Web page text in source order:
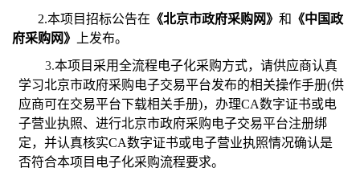
2.本项目招标公告在 《北京市政府采购网》 和 《中国政
府采购网》
上发布。
3.本项目采用全流程电子化采购方式，请供应商认真
学习北京市政府采购电子交易平台发布的相关操作手册(供
应商可在交易平台下载相关手册)，办理CA数字证书或电
子营业执照、进行北京市政府采购电子交易平台注册绑
定，并认真核实CA数字证书或电子营业执照情况确认是
否符合本项目电子化采购流程要求。